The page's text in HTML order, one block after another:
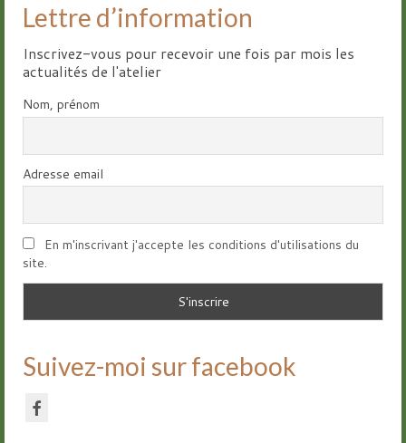
Lettre d’information
Inscrivez-vous pour recevoir une fois par mois les
actualités de l'atelier
Nom, prénom
Adresse email
En m'inscrivant j'accepte les conditions d'utilisations du
site.
Suivez-moi sur facebook